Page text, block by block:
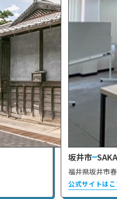
坂井市
福井県坂井市
公式サイトは